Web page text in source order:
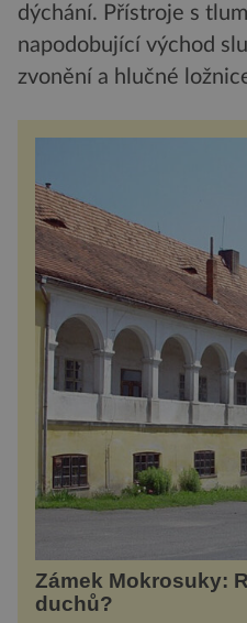
dýchání. Přístroje s
napodobující východ
zvonění a hlučné
Zámek Mokrosuky:
duchů?